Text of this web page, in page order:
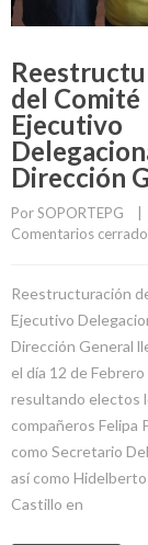
del Comité
Ejecutivo
Dirección
Por SOPORTEPG
Comentarios
Reestructuración
Ejecutivo
Dirección General
el día 12 de
resultando electos
compañeros Felipa
como Secretario
así como
Castillo en